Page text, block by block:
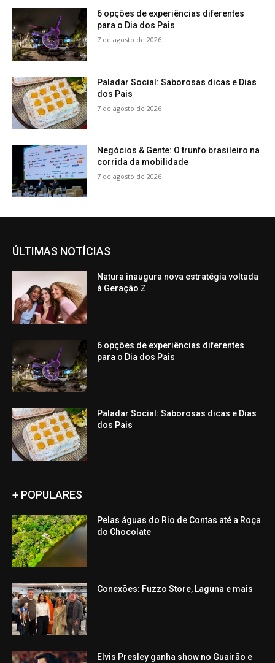
6 opções de experiências diferentes
para o Dia dos Pais
7 de agosto de 2026
Paladar Social: Saborosas dicas e Dias
dos Pais
7 de agosto de 2026
Negócios & Gente: O trunfo brasileiro na
corrida da mobilidade
7 de agosto de 2026
ÚLTIMAS NOTÍCIAS
Natura inaugura nova estratégia voltada
à Geração Z
6 opções de experiências diferentes
para o Dia dos Pais
Paladar Social: Saborosas dicas e Dias
dos Pais
+ POPULARES
Pelas águas do Rio de Contas até a Roça
do Chocolate
Conexões: Fuzzo Store, Laguna e mais
Elvis Presley ganha show no Guairão e